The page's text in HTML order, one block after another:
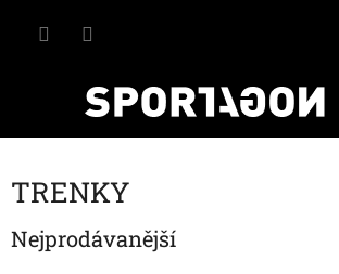
TRENKY
Nejprodávanější